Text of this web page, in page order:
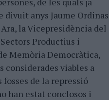
divuit anys Jaume Ordinas
la Vicepresidència del
Productius i
Memòria Democràtica,
considerades viables a
de la repressió
han estat conclosos i